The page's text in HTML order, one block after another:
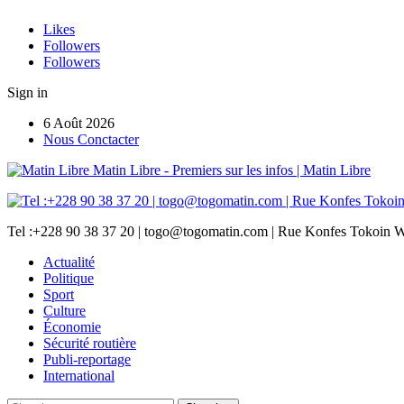
Likes
Followers
Followers
Sign in
6 Août 2026
Nous Conctacter
Matin Libre - Premiers sur les infos | Matin Libre
Tel :+228 90 38 37 20 | togo@togomatin.com | Rue Konfes Tokoin
Actualité
Politique
Sport
Culture
Économie
Sécurité routière
Publi-reportage
International